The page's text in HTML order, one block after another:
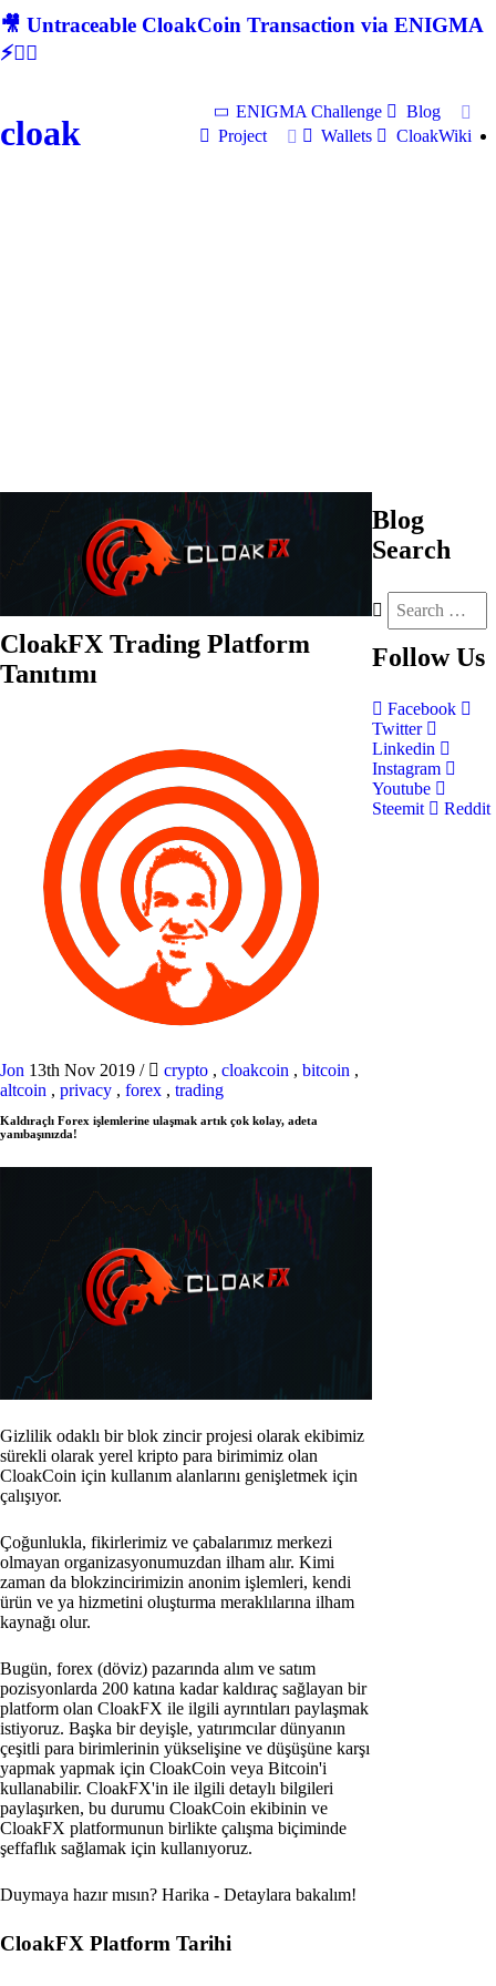
🎥 Untraceable CloakCoin Transaction via ENIGMA
⚡🕵‍♂
cloak
ENIGMA Challenge
Blog
Project
Wallets CloakWiki
CloakFX Trading Platform
Tanıtımı
Jon 13th Nov 2019 / crypto , cloakcoin , bitcoin ,
altcoin , privacy , forex , trading
Kaldıraçlı Forex işlemlerine ulaşmak artık çok kolay, adeta
yanıbaşınızda!
Gizlilik odaklı bir blok zincir projesi olarak ekibimiz
sürekli olarak yerel kripto para birimimiz olan
CloakCoin için kullanım alanlarını genişletmek için
çalışıyor.
Çoğunlukla, fikirlerimiz ve çabalarımız merkezi
olmayan organizasyonumuzdan ilham alır. Kimi
zaman da blokzincirimizin anonim işlemleri, kendi
ürün ve ya hizmetini oluşturma meraklılarına ilham
kaynağı olur.
Bugün, forex (döviz) pazarında alım ve satım
pozisyonlarda 200 katına kadar kaldıraç sağlayan bir
platform olan CloakFX ile ilgili ayrıntıları paylaşmak
istiyoruz. Başka bir deyişle, yatırımcılar dünyanın
çeşitli para birimlerinin yükselişine ve düşüşüne karşı
yapmak yapmak için CloakCoin veya Bitcoin'i
kullanabilir. CloakFX'in ile ilgili detaylı bilgileri
paylaşırken, bu durumu CloakCoin ekibinin ve
CloakFX platformunun birlikte çalışma biçiminde
şeffaflık sağlamak için kullanıyoruz.
Duymaya hazır mısın? Harika - Detaylara bakalım!
CloakFX Platform Tarihi
Blog
Search
Follow Us
Facebook
Twitter
Linkedin
Instagram
Youtube
Steemit
Reddit